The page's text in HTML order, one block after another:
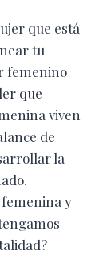
que está
tu
femenino
que
viven
de
la
femenina y